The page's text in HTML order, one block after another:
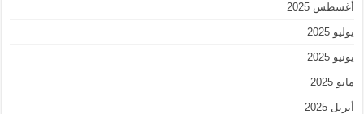
أغسطس 2025
يوليو 2025
يونيو 2025
مايو 2025
أبريل 2025